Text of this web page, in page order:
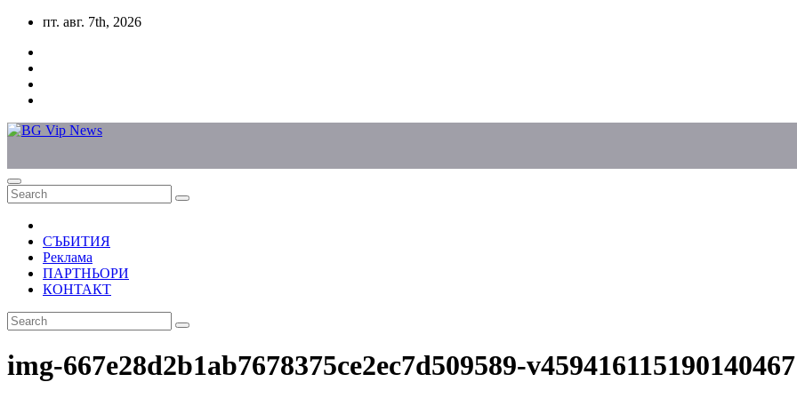
Skip
content
пт. авг. 7th, 2026
СЪБИТИЯ
Реклама
ПАРТНЬОРИ
КОНТАКТ
img-667e28d2b1ab7678375ce2ec7d509589-